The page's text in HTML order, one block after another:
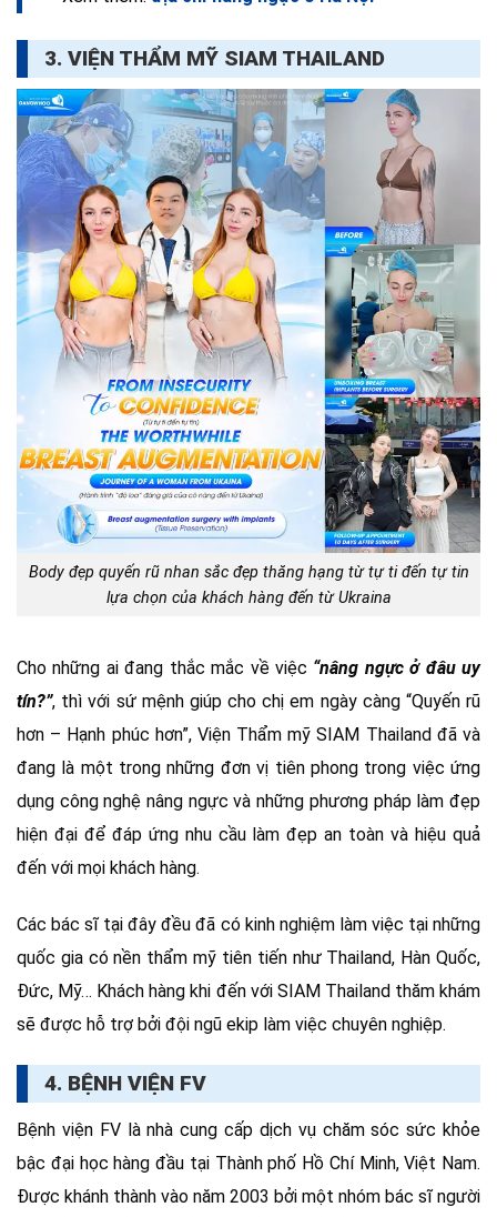
3. VIỆN THẨM MỸ SIAM THAILAND
Body đẹp quyến rũ nhan sắc đẹp thăng hạng từ tự ti đến tự tin
lựa chọn của khách hàng đến từ Ukraina
Cho những ai đang thắc mắc về việc “nâng ngực ở đâu uy
tín?”, thì với sứ mệnh giúp cho chị em ngày càng “Quyến rũ
hơn – Hạnh phúc hơn”, Viện Thẩm mỹ SIAM Thailand đã và
đang là một trong những đơn vị tiên phong trong việc ứng
dụng công nghệ nâng ngực và những phương pháp làm đẹp
hiện đại để đáp ứng nhu cầu làm đẹp an toàn và hiệu quả
đến với mọi khách hàng.
Các bác sĩ tại đây đều đã có kinh nghiệm làm việc tại những
quốc gia có nền thẩm mỹ tiên tiến như Thailand, Hàn Quốc,
Đức, Mỹ… Khách hàng khi đến với SIAM Thailand thăm khám
sẽ được hỗ trợ bởi đội ngũ ekip làm việc chuyên nghiệp.
4. BỆNH VIỆN FV
Bệnh viện FV là nhà cung cấp dịch vụ chăm sóc sức khỏe
bậc đại học hàng đầu tại Thành phố Hồ Chí Minh, Việt Nam.
Được khánh thành vào năm 2003 bởi một nhóm bác sĩ người